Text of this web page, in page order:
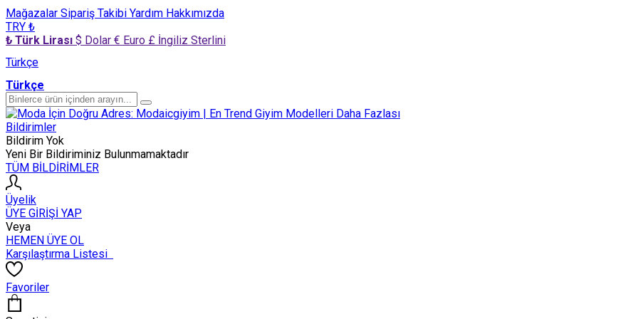
Mağazalar Sipariş Takibi Yardım Hakkımızda
TRY ₺
₺ Türk Lirası $ Dolar € Euro £ İngiliz Sterlini
Türkçe
Türkçe
Bildirimler
Bildirim Yok
Yeni Bir Bildiriminiz Bulunmamaktadır
TÜM BİLDİRİMLER
Üyelik
ÜYE GİRİŞİ YAP
Veya
HEMEN ÜYE OL
Karşılaştırma Listesi
Favoriler